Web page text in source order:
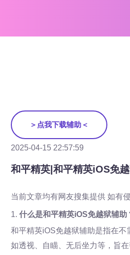
＞点我下载辅助＜
2025-04-15 22:57:59
和平精英|和平精英iOS免
当前文章均有网友搜集提供 如有
1. 什么是和平精英iOS免越狱辅助
和平精英iOS免越狱辅助是指在不
如透视、自瞄、无后坐力等，旨